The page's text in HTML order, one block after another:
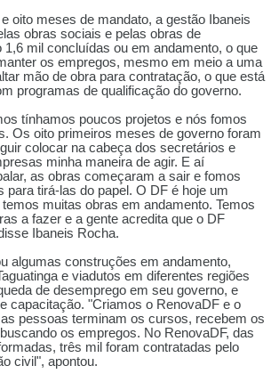
oito meses de mandato, a gestão Ibaneis
obras sociais e pelas obras de
1,6 mil concluídas ou em andamento, o que
os empregos, mesmo em meio a uma
mão de obra para contratação, o que está
programas de qualificação do governo.
tínhamos poucos projetos e nós fomos
Os oito primeiros meses de governo foram
colocar na cabeça dos secretários e
minha maneira de agir. E aí
as obras começaram a sair e fomos
para tirá-las do papel. O DF é hoje um
muitas obras em andamento. Temos
a fazer e a gente acredita que o DF
Ibaneis Rocha.
algumas construções em andamento,
e viadutos em diferentes regiões
de desemprego em seu governo, e
capacitação. "Criamos o RenovaDF e o
pessoas terminam os cursos, recebem os
os empregos. No RenovaDF, das
três mil foram contratadas pelo
civil", apontou.